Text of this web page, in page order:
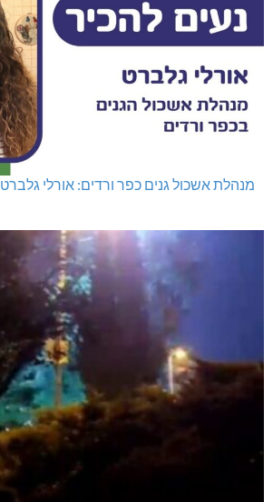
מנהלת אשכול גנים כפר ורדים: אורלי גלברט